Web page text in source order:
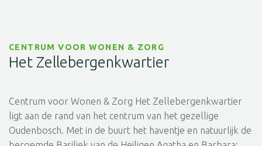
CENTRUM VOOR WONEN & ZORG
Het Zellebergenkwartier
Centrum voor Wonen & Zorg Het Zellebergenkwartier
ligt aan de rand van het centrum van het gezellige
Oudenbosch. Met in de buurt het haventje en natuurlijk de